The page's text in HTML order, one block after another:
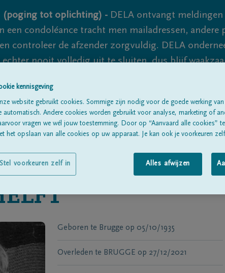
(poging tot oplichting) - DELA ontvangt
een condoléance tracht men mailadressen,
controleer de afzender zorgvuldig. DELA
nooit volledig uit te sluiten, dus blijf
Alle rouwberichten
Geboren te Brugge op 05/10/1935
Overleden te BRUGGE op 27/12/2021
kennisgeving
website gebruikt cookies. Sommige zijn nodig voor de goede werking
automatisch. Andere cookies worden gebruikt voor analyse, marketing of
vragen we wél jouw toestemming. Door op “Aanvaard alle cookies”
het opslaan van alle cookies op uw apparaat. Je kan ook je voorkeuren
Alles afwijzen
Stel voorkeuren zelf in